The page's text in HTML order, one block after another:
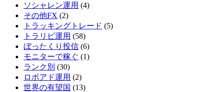
ソシャレン運用 (4)
その他FX (2)
トラッキングトレード (5)
トラリピ運用 (58)
ぼったくり投信 (6)
モニターで稼ぐ (1)
ランク別 (30)
ロボアド運用 (2)
世界の有望国 (13)